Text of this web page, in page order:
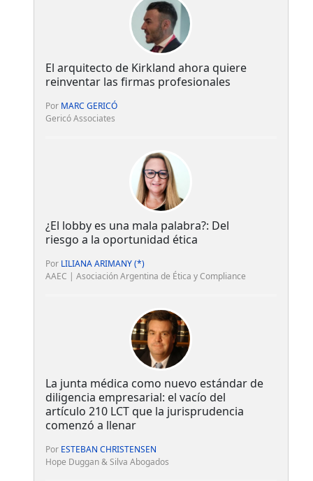
El arquitecto de Kirkland ahora quiere
reinventar las firmas profesionales
Por MARC GERICÓ
Gericó Associates
¿El lobby es una mala palabra?: Del
riesgo a la oportunidad ética
Por LILIANA ARIMANY (*)
AAEC | Asociación Argentina de Ética y Compliance
La junta médica como nuevo estándar de
diligencia empresarial: el vacío del
artículo 210 LCT que la jurisprudencia
comenzó a llenar
Por ESTEBAN CHRISTENSEN
Hope Duggan & Silva Abogados